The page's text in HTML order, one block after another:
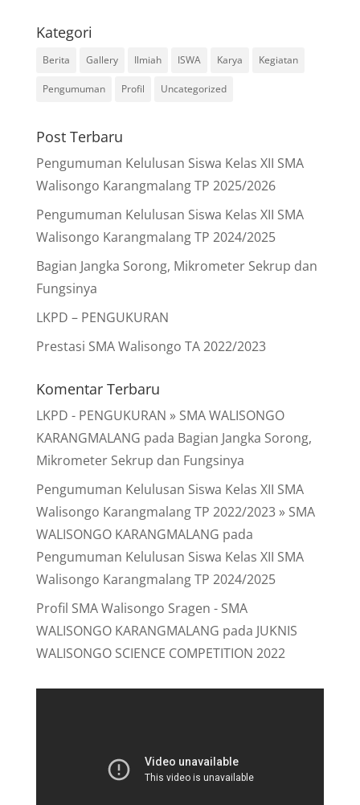
Kategori
Berita Gallery Ilmiah ISWA Karya Kegiatan
Pengumuman Profil Uncategorized
Post Terbaru
Pengumuman Kelulusan Siswa Kelas XII SMA
Walisongo Karangmalang TP 2025/2026
Pengumuman Kelulusan Siswa Kelas XII SMA
Walisongo Karangmalang TP 2024/2025
Bagian Jangka Sorong, Mikrometer Sekrup dan
Fungsinya
LKPD – PENGUKURAN
Prestasi SMA Walisongo TA 2022/2023
Komentar Terbaru
LKPD - PENGUKURAN » SMA WALISONGO
KARANGMALANG pada Bagian Jangka Sorong,
Mikrometer Sekrup dan Fungsinya
Pengumuman Kelulusan Siswa Kelas XII SMA
Walisongo Karangmalang TP 2022/2023 » SMA
WALISONGO KARANGMALANG pada
Pengumuman Kelulusan Siswa Kelas XII SMA
Walisongo Karangmalang TP 2024/2025
Profil SMA Walisongo Sragen - SMA
WALISONGO KARANGMALANG pada JUKNIS
WALISONGO SCIENCE COMPETITION 2022